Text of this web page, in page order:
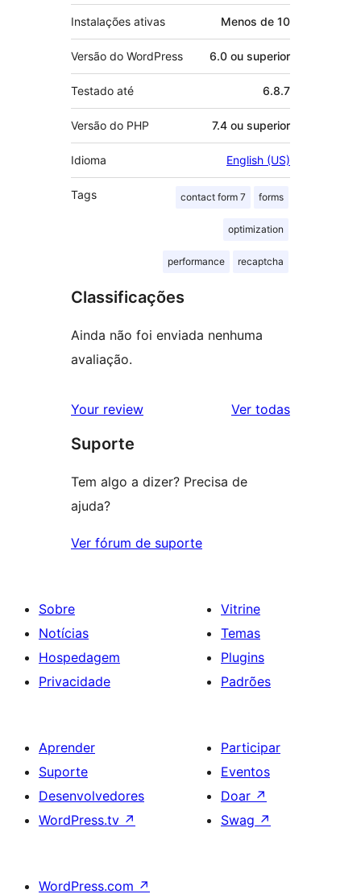
Instalações ativas Menos de 10
Versão do WordPress 6.0 ou superior
Testado até 6.8.7
Versão do PHP 7.4 ou superior
Idioma English (US)
Tags contact form 7 forms
optimization
performance recaptcha
Classificações
Ainda não foi enviada nenhuma
avaliação.
Your review Ver todasavaliações
Suporte
Tem algo a dizer? Precisa de
ajuda?
Ver fórum de suporte
Sobre
Notícias
Hospedagem
Privacidade
Vitrine
Temas
Plugins
Padrões
Aprender
Suporte
Desenvolvedores
WordPress.tv ↗
Participar
Eventos
Doar ↗
Swag ↗
WordPress.com ↗